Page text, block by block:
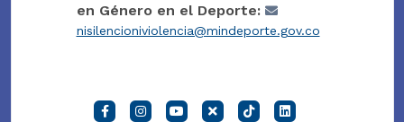
en Género en el Deporte:
nisilencioniviolencia@mindeporte.gov.co